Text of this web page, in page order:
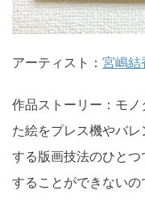
アーティスト： 宮嶋結
作品ストーリー：モ
た絵をプレス機やバ
する版画技法のひと
することができない